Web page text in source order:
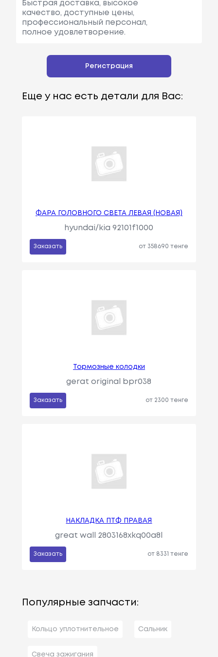
Быстрая доставка, высокое
качество, доступные цены,
профессиональный персонал,
полное удовлетворение.
Регистрация
Еще у нас есть детали для Вас:
ФАРА ГОЛОВНОГО СВЕТА ЛЕВАЯ (НОВАЯ)
hyundai/kia 92101f1000
Заказать от 358690 тенге
Тормозные колодки
gerat original bpr038
Заказать от 2300 тенге
НАКЛАДКА ПТФ ПРАВАЯ
great wall 2803168xkq00a8l
Заказать от 8331 тенге
Популярные запчасти:
Кольцо уплотнительное Сальник
Свеча зажигания